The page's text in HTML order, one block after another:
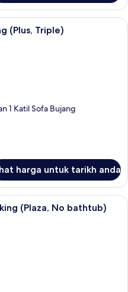
Deluxe Twin Room, Non Smoking
(Plus, Triple)
1 Katil Sofa Bujang
harga untuk tarikh anda
Standard Twin Room, Non Smoking
(Plaza, No bathtub)